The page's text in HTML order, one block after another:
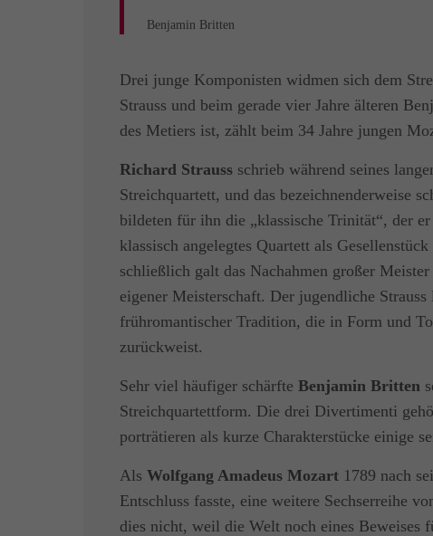
Benjamin Britten
Drei junge Komponisten widmen sich dem
Strauss und beim gerade vier Jahre älteren
des Metiers ist, zählt beim 34 Jahre jungen
Richard Strauss schrieb während seines
Streichquartett, und das bezeichnenderweise
bildeten für ihn die „klassische Trinität“, der
klassisch angelegtes Quartett als
schließlich galt das Nachahmen großer
eigener Meisterschaft. Der jugendliche
frühromantischer Tradition, die in Form und
zurückweist.
Sehr viel häufiger schärfte Benjamin Britten
Streichquartettform. Die drei Divertimenti
porträtieren als kurze Charakterstücke einige
Als Wolfgang Amadeus Mozart 1789 nach
Entschluss fasste, eine weitere Sechserreihe
dies nicht, weil die Welt noch eines Beweises